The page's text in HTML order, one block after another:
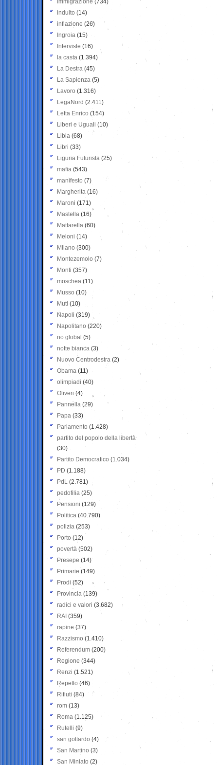
Immigrazione (734)
indulto (14)
inflazione (26)
Ingroia (15)
Interviste (16)
la casta (1.394)
La Destra (45)
La Sapienza (5)
Lavoro (1.316)
LegaNord (2.411)
Letta Enrico (154)
Liberi e Uguali (10)
Libia (68)
Libri (33)
Liguria Futurista (25)
mafia (543)
manifesto (7)
Margherita (16)
Maroni (171)
Mastella (16)
Mattarella (60)
Meloni (14)
Milano (300)
Montezemolo (7)
Monti (357)
moschea (11)
Musso (10)
Muti (10)
Napoli (319)
Napolitano (220)
no global (5)
notte bianca (3)
Nuovo Centrodestra (2)
Obama (11)
olimpiadi (40)
Oliveri (4)
Pannella (29)
Papa (33)
Parlamento (1.428)
partito del popolo della libertà
(30)
Partito Democratico (1.034)
PD (1.188)
PdL (2.781)
pedofilia (25)
Pensioni (129)
Politica (40.790)
polizia (253)
Porto (12)
povertà (502)
Presepe (14)
Primarie (149)
Prodi (52)
Provincia (139)
radici e valori (3.682)
RAI (359)
rapine (37)
Razzismo (1.410)
Referendum (200)
Regione (344)
Renzi (1.521)
Repetto (46)
Rifiuti (84)
rom (13)
Roma (1.125)
Rutelli (9)
san gottardo (4)
San Martino (3)
San Miniato (2)